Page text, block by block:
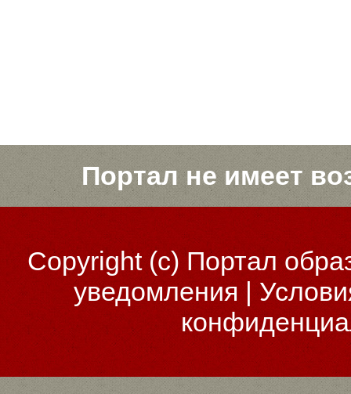
Портал не имеет
Copyright (c)Портал
уведомления |